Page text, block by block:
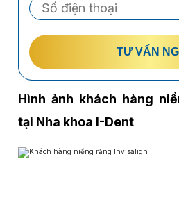
TƯ VẤN
Hình ảnh khách hàng
tại Nha khoa I-Dent